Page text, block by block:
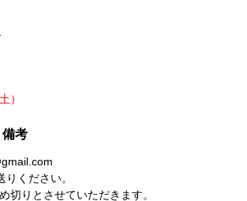
）
備考
りください。
切りとさせていただきます。